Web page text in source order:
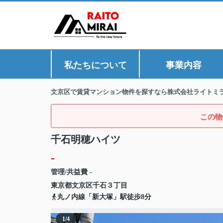
私たちについて 事業内容
文京区で賃貸マンション物件を探すなら株式会社ライトミ
この
千石明穂ハイツ
-
管理/共益費 -
東京都文京区千石 ３丁目
丸ノ内線「新大塚」駅徒歩8分
1/4